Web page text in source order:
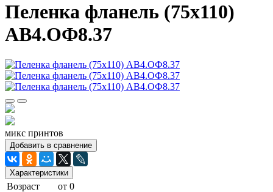
Пеленка фланель (75х110)
АВ4.ОФ8.37
микс принтов
Добавить в сравнение
Характеристики
Возраст
от 0